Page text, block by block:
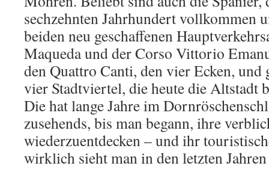
sechzehnten Jahrhundert vollkommen
beiden neu geschaffenen
Maqueda und der Corso Vittorio
den Quattro Canti, den vier Ecken,
vier Stadtviertel, die heute die Altstadt
Die hat lange Jahre im
zusehends, bis man begann, ihre
wiederzuentdecken – und ihr
wirklich sieht man in den letzten